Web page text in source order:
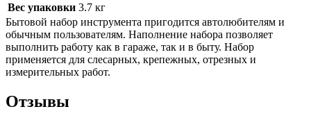
Вес упаковки 3.7 кг
Бытовой набор инструмента пригодится автолюбителям и
обычным пользователям. Наполнение набора позволяет
выполнить работу как в гараже, так и в быту. Набор
применяется для слесарных, крепежных, отрезных и
измерительных работ.
Отзывы